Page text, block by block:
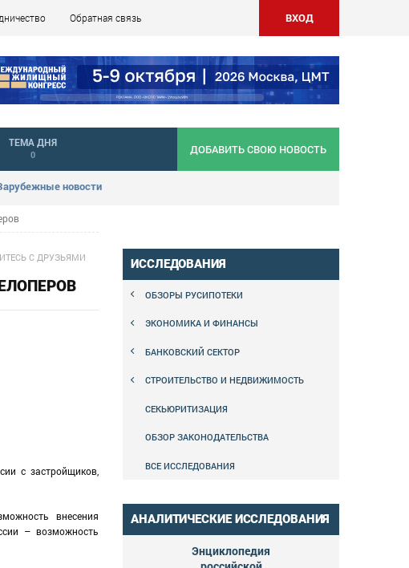
Обратная связь ВХОД
новости
ТЕМА ДНЯ
0 ДОБАВИТЬ СВОЮ НОВОСТЬ
С ДРУЗЬЯМИ
с застройщиков,
внесения
– возможность
ИССЛЕДОВАНИЯ
ОБЗОРЫ РУСИПОТЕКИ
ЭКОНОМИКА И ФИНАНСЫ
БАНКОВСКИЙ СЕКТОР
СТРОИТЕЛЬСТВО И НЕДВИЖИМОСТЬ
СЕКЬЮРИТИЗАЦИЯ
ОБЗОР ЗАКОНОДАТЕЛЬСТВА
ВСЕ ИССЛЕДОВАНИЯ
АНАЛИТИЧЕСКИЕ ИССЛЕДОВАНИЯ
Энциклопедия